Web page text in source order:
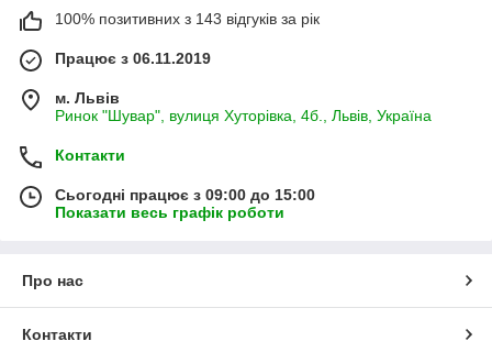
100% позитивних з 143 відгуків за рік
Працює з 06.11.2019
м. Львів
Ринок "Шувар", вулиця Хуторівка, 4б., Львів, Україна
Контакти
Сьогодні працює з 09:00 до 15:00
Показати весь графік роботи
Про нас
Контакти